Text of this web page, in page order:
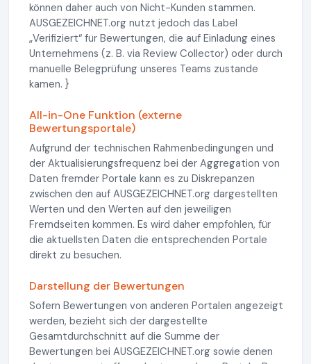
können daher auch von Nicht-Kunden stammen.
AUSGEZEICHNET.org nutzt jedoch das Label
„Verifiziert“ für Bewertungen, die auf Einladung eines
Unternehmens (z. B. via Review Collector) oder durch
manuelle Belegprüfung unseres Teams zustande
kamen. }
All-in-One Funktion (externe
Bewertungsportale)
Aufgrund der technischen Rahmenbedingungen und
der Aktualisierungsfrequenz bei der Aggregation von
Daten fremder Portale kann es zu Diskrepanzen
zwischen den auf AUSGEZEICHNET.org dargestellten
Werten und den Werten auf den jeweiligen
Fremdseiten kommen. Es wird daher empfohlen, für
die aktuellsten Daten die entsprechenden Portale
direkt zu besuchen.
Darstellung der Bewertungen
Sofern Bewertungen von anderen Portalen angezeigt
werden, bezieht sich der dargestellte
Gesamtdurchschnitt auf die Summe der
Bewertungen bei AUSGEZEICHNET.org sowie denen